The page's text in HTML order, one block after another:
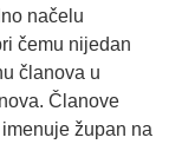
načelu
čemu nijedan
članova u
Članove
župan na